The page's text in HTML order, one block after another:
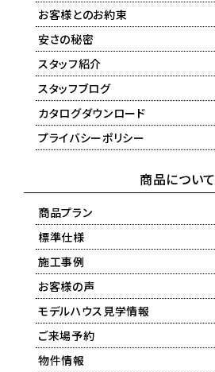
お客様とのお約束
安さの秘密
スタッフ紹介
スタッフブログ
カタログダウンロード
プライバシーポリシー
商品について
商品プラン
標準仕様
施工事例
お客様の声
モデルハウス見学情報
ご来場予約
物件情報